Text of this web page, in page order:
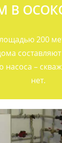
В
200
насоса –
нет.